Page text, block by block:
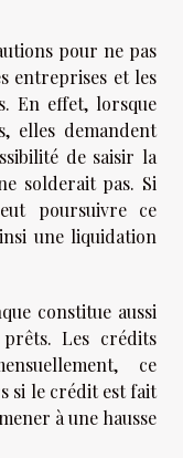
pour ne pas
entreprises et les
En effet, lorsque
elles demandent
de saisir la
solderait pas. Si
poursuivre ce
une liquidation
constitue aussi
Les crédits
ce
si le crédit est fait
à une hausse